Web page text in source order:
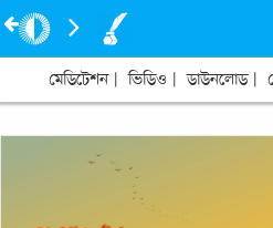
মেডিটেশন ভিডিও ডাউনলোড